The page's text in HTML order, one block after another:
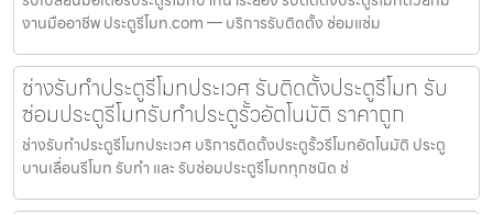
งานมืออาชีพ ประตูรีโมท.com — บริการรับติดตั้ง ซ่อมแซ่ม
ช่างรับทำประตูรีโมทประเวศ รับติดตั้งประตูรีโมท รับ
ซ่อมประตูรีโมทรับทำประตูรั้วอัตโนมัติ ราคาถูก
ช่างรับทำประตูรีโมทประเวศ บริการติดตั้งประตูรั้วรีโมทอัตโนมัติ ประตู
บานเลื่อนรีโมท รับทำ และ รับซ่อมประตูรีโมททุกชนิด ช่